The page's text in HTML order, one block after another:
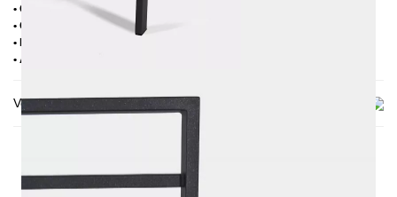
• Ohne Lattenrost
• Ohne Matratze
• Lieferzustand: Zerlegt (in 2 Kartons)
• Andere RAL-Farben auf Anfrage möglich
Versand & Lieferung